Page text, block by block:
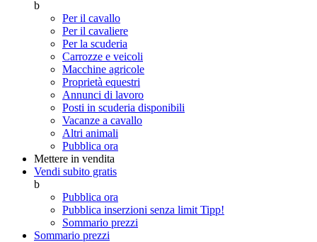
b
Per il cavallo
Per il cavaliere
Per la scuderia
Carrozze e veicoli
Macchine agricole
Proprietà equestri
Annunci di lavoro
Posti in scuderia disponibili
Vacanze a cavallo
Altri animali
Pubblica ora
Mettere in vendita
Vendi subito gratis
b
Pubblica ora
Pubblica inserzioni senza limit Tipp!
Sommario prezzi
Sommario prezzi